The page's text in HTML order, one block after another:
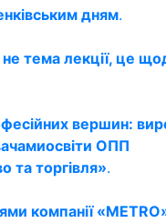
дням.
тема лекції, це
вершин:
ОПП
та торгівля».
компанії